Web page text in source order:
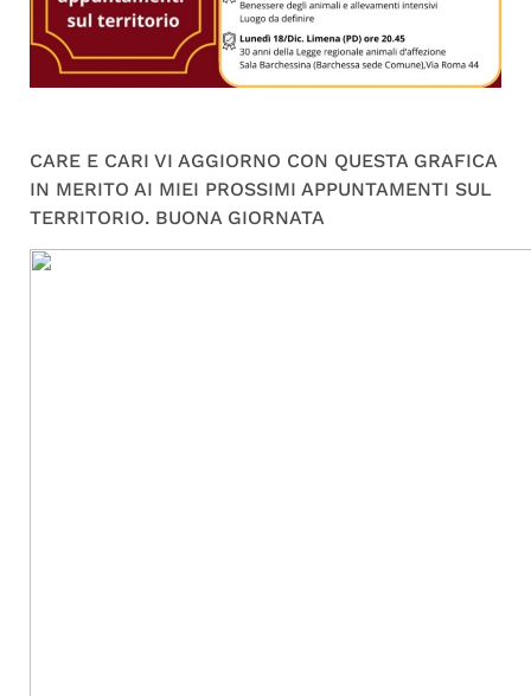
CARE E CARI VI AGGIORNO CON QUESTA GRAFICA
IN MERITO AI MIEI PROSSIMI APPUNTAMENTI SUL
TERRITORIO. BUONA GIORNATA